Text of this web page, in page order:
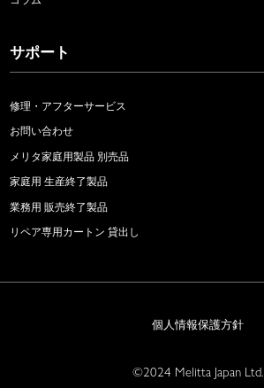
サポート
修理・アフターサービス
お問い合わせ
メリタ家庭用製品 別売品
家庭用 生産終了製品
業務用 販売終了製品
リペア専用カートン 貸出し
個人情報保護方針
©2024 Melitta Japan Ltd.